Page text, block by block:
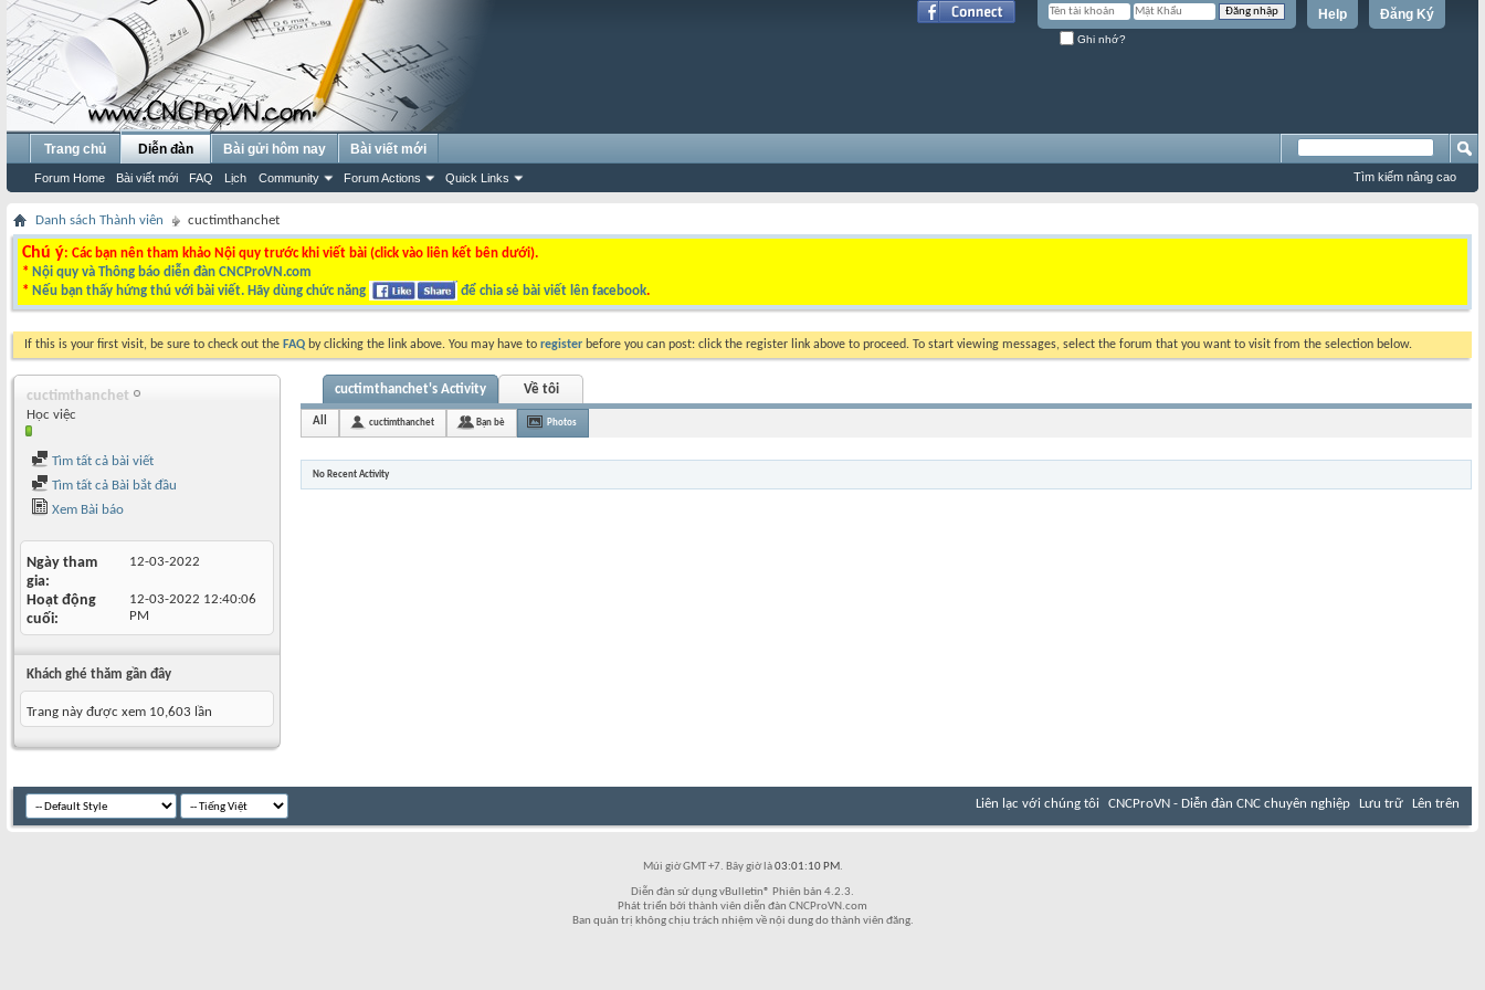
Đăng Ký
Help
Ghi nhớ?
Trang chủ Diễn đàn
Forum Home Bài viết mới FAQ Lịch Community Forum Actions Quick Links
Bài gửi hôm nay Bài viết mới
Tìm kiếm nâng cao
Danh sách Thành viên cuctimthanchet
Chú ý: Các bạn nên tham khảo Nội quy trước khi viết bài (click vào liên kết bên dưới).
* Nội quy và Thông báo diễn đàn CNCProVN.com
* Nếu bạn thấy hứng thú với bài viết. Hãy dùng chức năng để chia sẻ bài viết lên facebook.
If this is your first visit, be sure to check out the FAQ by clicking the link above. You may have to register before you can post: click the register link above to proceed. To start viewing messages, select the forum that you want to visit from the selection below.
cuctimthanchet
Học việc
Tìm tất cả bài viết
Tìm tất cả Bài bắt đầu
Xem Bài báo
Ngày tham
gia
12-03-2022
Hoạt động
cuối
12-03-2022 12:40:06
PM
Khách ghé thăm gần đây
Trang này được xem 10,603 lần
cuctimthanchet's Activity Về tôi
All cuctimthanchet Bạn bè Photos
No Recent Activity
Liên lạc với chúng tôi CNCProVN - Diễn đàn CNC chuyên nghiệp Lưu trữ Lên trên
Múi giờ GMT +7. Bây giờ là03:01:10 PM.
Diễn đàn sử dụng vBulletin® Phiên bản 4.2.3.
Phát triển bởi thành viên diễn đàn CNCProVN.com
Ban quản trị không chịu trách nhiệm về nội dung do thành viên đăng.